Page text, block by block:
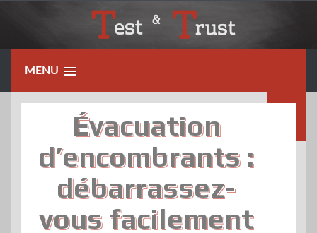
MENU
Évacuation
d’encombrants :
débarrassez-
vous facilement